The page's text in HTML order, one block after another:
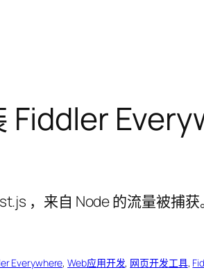
Fiddler
Everywhere, Web应用开发, 网页开发工具,